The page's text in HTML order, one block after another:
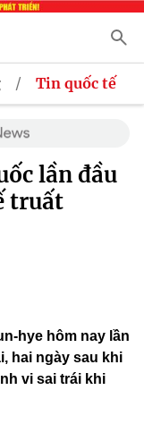
/ Tin quốc tế
lần đầu
truất
hye hôm nay lần
hai ngày sau khi
vi sai trái khi